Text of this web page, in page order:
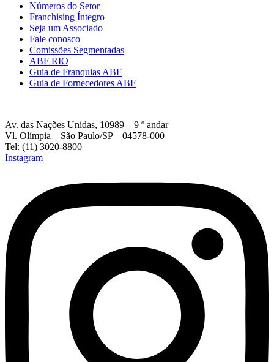
Números do Setor
Franchising Íntegro
Seja um Associado
Fale conosco
Comissões Segmentadas
ABF RIO
Guia de Franquias ABF
Guia de Fornecedores ABF
Av. das Nações Unidas, 10989 – 9 º andar
Vl. Olímpia – São Paulo/SP – 04578-000
Tel: (11) 3020-8800
Instagram